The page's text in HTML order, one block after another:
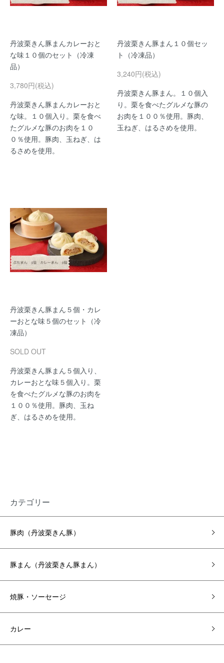
丹波栗きん豚まんカレーおと
な味１０個のセット（冷凍
品）
3,780円(税込)
丹波栗きん豚まんカレーおと
な味。１０個入り。栗を食べ
たグルメな豚のお肉を１０
０％使用。豚肉、玉ねぎ、は
るさめを使用。
丹波栗きん豚まん１０個セッ
ト（冷凍品）
3,240円(税込)
丹波栗きん豚まん。１０個入
り。栗を食べたグルメな豚の
お肉を１００％使用。豚肉、
玉ねぎ、はるさめを使用。
丹波栗きん豚まん５個・カレ
ーおとな味５個のセット（冷
凍品）
SOLD OUT
丹波栗きん豚まん５個入り、
カレーおとな味５個入り。栗
を食べたグルメな豚のお肉を
１００％使用。豚肉、玉ね
ぎ、はるさめを使用。
カテゴリー
豚肉（丹波栗きん豚）
豚まん（丹波栗きん豚まん）
焼豚・ソーセージ
カレー